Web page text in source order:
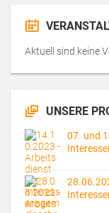
Aktuell sind keine
UNSERE
07. und